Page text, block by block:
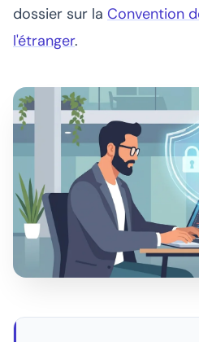
dossier sur la Convention
l'étranger.